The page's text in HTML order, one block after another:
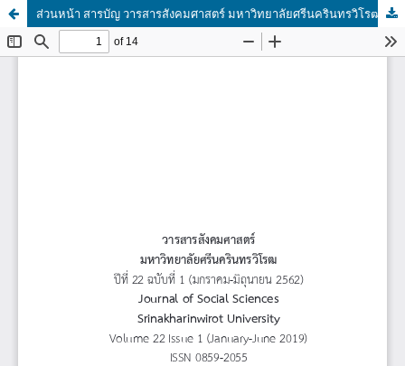
ส่วนหน้า สารบัญ วารสารสังคมศาสตร์ มหาวิทยาลัยศรีนครินทรวิโรฒ ปีที่ 22 ฉบับที่ 1